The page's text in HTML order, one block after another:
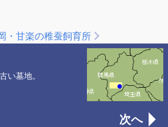
・甘楽の稚蚕飼育所
い墓地。
次へ